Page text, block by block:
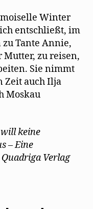
Winter
entschließt, im
zu Tante Annie,
zu reisen,
Sie nimmt
Zeit auch Ilja
Moskau
keine
– Eine
Verlag